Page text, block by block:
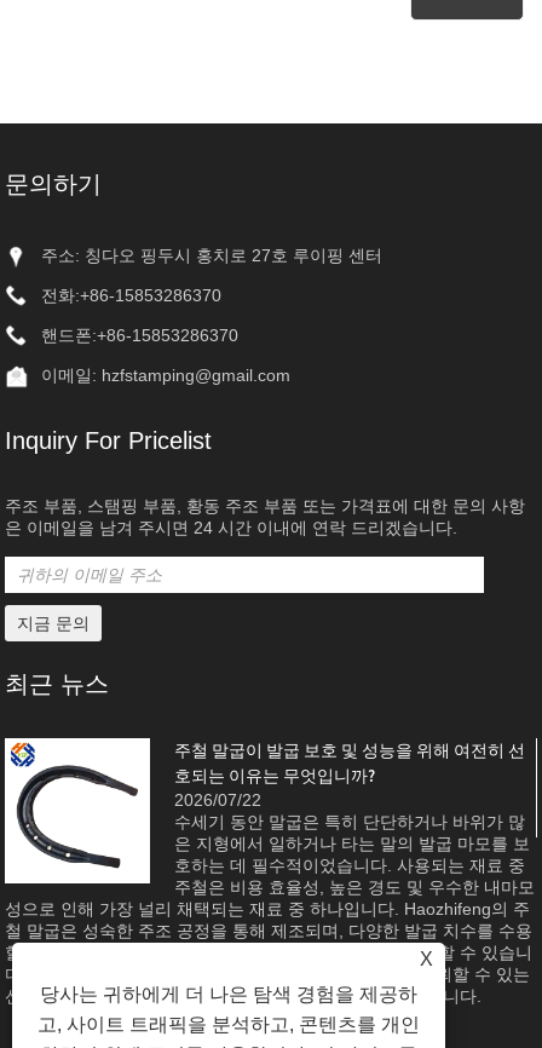
문의하기
주소: 칭다오 핑두시 홍치로 27호 루이핑 센터
전화:+86-15853286370
핸드폰:+86-15853286370
이메일: hzfstamping@gmail.com
Inquiry For Pricelist
주조 부품, 스탬핑 부품, 황동 주조 부품 또는 가격표에 대한 문의 사항
은 이메일을 남겨 주시면 24 시간 이내에 연락 드리겠습니다.
최근 뉴스
주철 말굽이 발굽 보호 및 성능을 위해 여전히 선
호되는 이유는 무엇입니까?
2026/07/22
수세기 동안 말굽은 특히 단단하거나 바위가 많
은 지형에서 일하거나 타는 말의 발굽 마모를 보
호하는 데 필수적이었습니다. 사용되는 재료 중
주철은 비용 효율성, 높은 경도 및 우수한 내마모
성으로 인해 가장 널리 채택되는 재료 중 하나입니다. Haozhifeng의 주
철 말굽은 성숙한 주조 공정을 통해 제조되며, 다양한 발굽 치수를 수용
할 수 있도록 #2에서 #8까지의 크기로 앞뒤 스타일을 사용할 수 있습니
다. 이 기사에서는 말 관리, 농업 및 승마 스포츠를 위한 신뢰할 수 있는
선택이 되는 제품의 기능, 소재 장점 및 제조 품질을 검토합니다.
X
당사는 귀하에게 더 나은 탐색 경험을 제공하
고, 사이트 트래픽을 분석하고, 콘텐츠를 개인